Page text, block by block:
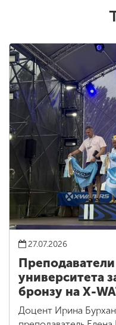
27.07.2026
университета
бронзу на X-
Доцент Ирина